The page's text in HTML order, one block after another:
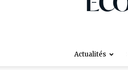
Actualités